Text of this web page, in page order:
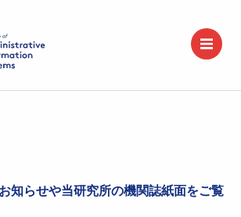
知らせや当研究所の機関誌紙面をご覧